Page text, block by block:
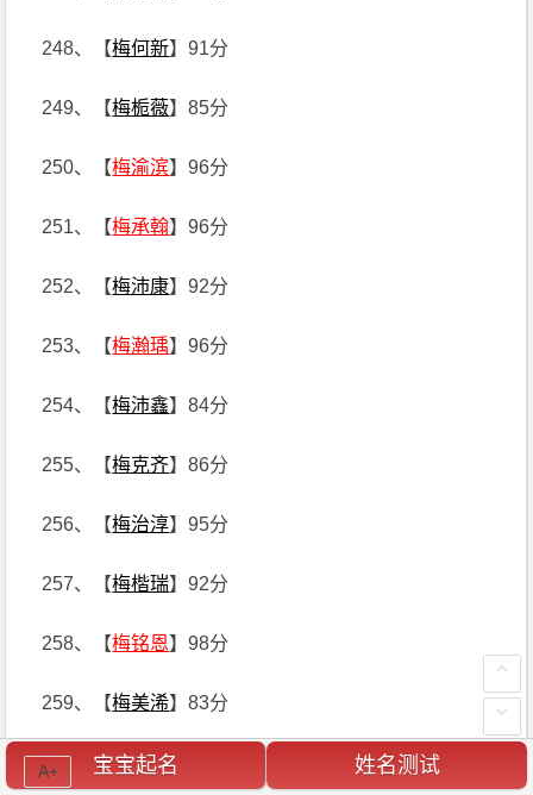
248、【梅何新】91分
249、【梅栀薇】85分
250、【梅渝滨】96分
251、【梅承翰】96分
252、【梅沛康】92分
253、【梅瀚瑀】96分
254、【梅沛鑫】84分
255、【梅克齐】86分
256、【梅治淳】95分
257、【梅楷瑞】92分
258、【梅铭恩】98分
259、【梅美浠】83分
260、【梅浩钰】89分
宝宝起名 姓名测试
A+